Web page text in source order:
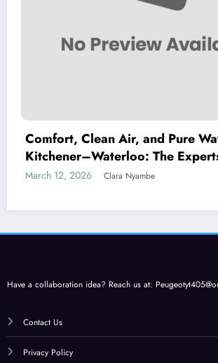
Comfort, Clean Air, and Pure
Kitchener–Waterloo: The
Care
March 12, 2026 Clara Nyambe
Have a collaboration idea? Reach us at:
Contact Us
Privacy Policy